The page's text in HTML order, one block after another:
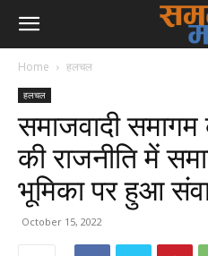
Home हलचल
हलचल
समाजवादी
की राजनीति में
भूमिका पर हुआ
October 15, 2022